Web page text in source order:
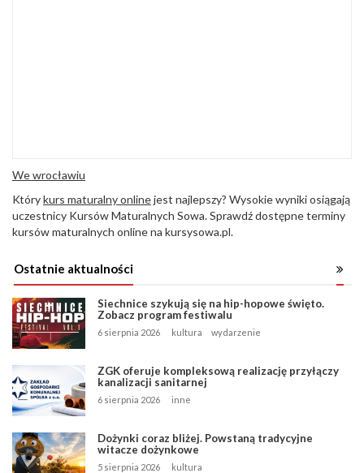
We wrocławiu
Którykurs maturalny onlinejest najlepszy? Wysokie wyniki osiągają
uczestnicy Kursów Maturalnych Sowa. Sprawdź dostępne terminy
kursów maturalnych online na kursysowa.pl.
Ostatnie aktualności
Siechnice szykują się na hip-hopowe święto.
Zobacz program festiwalu
6 sierpnia 2026 kultura wydarzenie
ZGK oferuje kompleksową realizację przyłączy
kanalizacji sanitarnej
6 sierpnia 2026 inne
Dożynki coraz bliżej. Powstaną tradycyjne
witacze dożynkowe
5 sierpnia 2026 kultura